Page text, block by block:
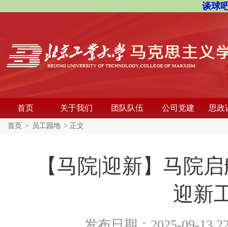
谈球
首页 关于我们 团队队伍 公司党建 思政
首页 > 员工园地 > 正文
【马院|迎新】马院
迎新